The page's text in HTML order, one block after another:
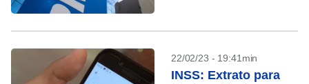
22/02/23 - 19:41min
INSS: Extrato para